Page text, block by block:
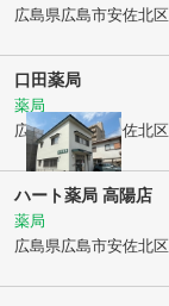
広島県広島市安佐北区
口田薬局
薬局
広島県広島市安佐北区
ハート薬局 高陽店
薬局
広島県広島市安佐北区